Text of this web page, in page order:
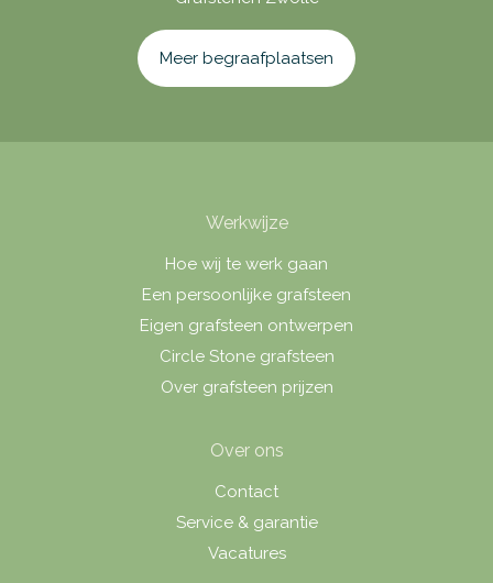
Meer begraafplaatsen
Werkwijze
Hoe wij te werk gaan
Een persoonlijke grafsteen
Eigen grafsteen ontwerpen
Circle Stone grafsteen
Over grafsteen prijzen
Over ons
Contact
Service & garantie
Vacatures